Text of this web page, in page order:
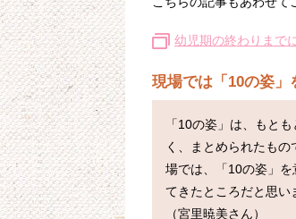
幼児期の終わりまで
現場では「10の姿」
「10の姿」は、もと
く、まとめられたも
場では、「10の姿」
てきたところだと思い